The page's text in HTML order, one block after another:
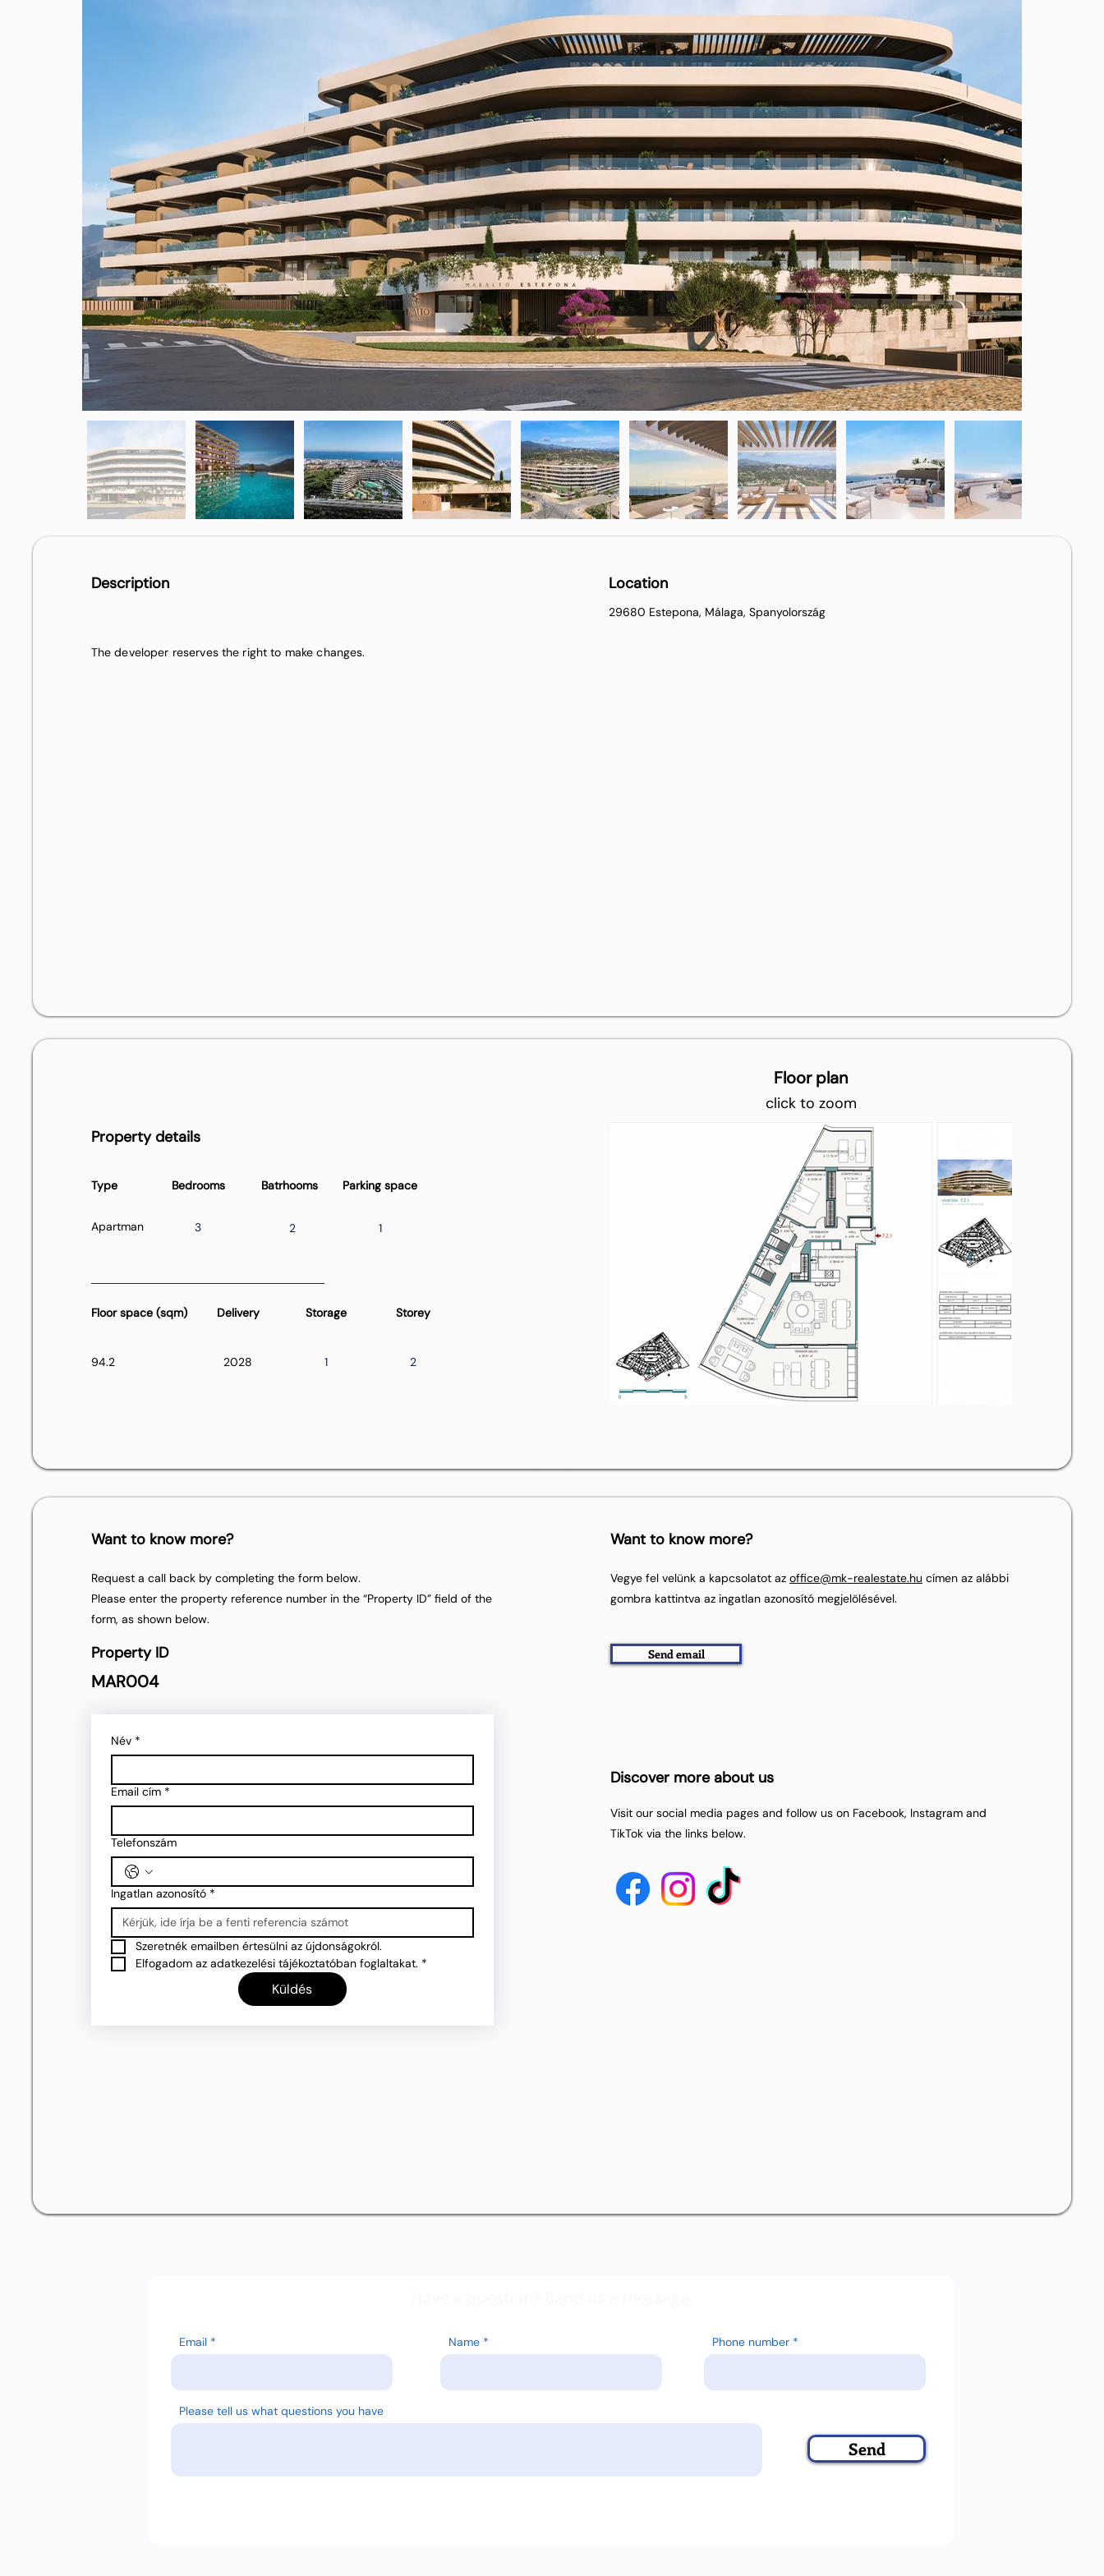
Description
The developer reserves the right to make changes.
Location
29680 Estepona, Málaga, Spanyolország
Property details
Type Bedrooms
Apartman 3
Batrhooms
2
Parking space
1
Floor space (sqm) Delivery Storage
94.2 2028 1
Storey
2
Floor plan
click to zoom
Want to know more?
Request a call back by completing the form below.
Please enter the property reference number in the “Property ID” field of the
form, as shown below.
Property ID
MAR004
Név *
Email cím *
Telefonszám
Ingatlan azonosító *
Szeretnék emailben értesülni az újdonságokról.
Elfogadom az adatkezelési tájékoztatóban foglaltakat. *
Küldés
Want to know more?
Vegye fel velünk a kapcsolatot az office@mk-realestate.hu címen az alábbi
gombra kattintva az ingatlan azonosító megjelölésével.
Send email
Discover more about us
Visit our social media pages and follow us on Facebook, Instagram and
TikTok via the links below.
Email Name Phone number
Please tell us what questions you have
Send